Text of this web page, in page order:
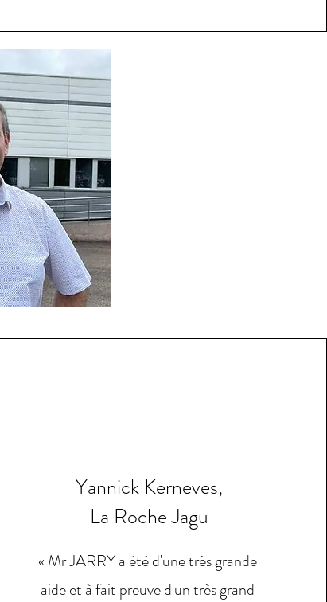
Yannick Kerneves,
La Roche Jagu
« Mr JARRY a été d'une très grande
aide et à fait preuve d'un très grand